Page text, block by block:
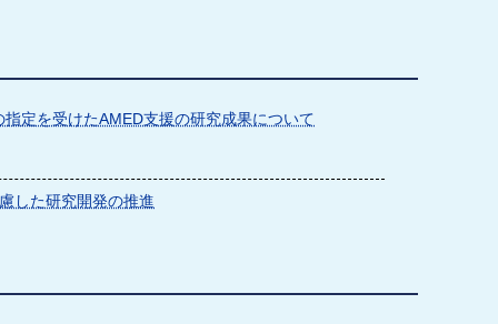
定を受けたAMED支援の研究成果について
した研究開発の推進